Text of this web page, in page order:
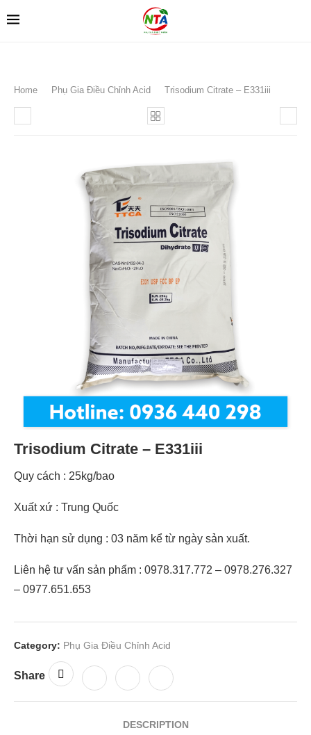
Home Phụ Gia Điều Chỉnh Acid Trisodium Citrate – E331iii
Trisodium Citrate – E331iii
Quy cách : 25kg/bao
Xuất xứ : Trung Quốc
Thời hạn sử dụng : 03 năm kể từ ngày sản xuất.
Liên hệ tư vấn sản phẩm : 0978.317.772 – 0978.276.327
– 0977.651.653
Category: Phụ Gia Điều Chỉnh Acid
Share
DESCRIPTION